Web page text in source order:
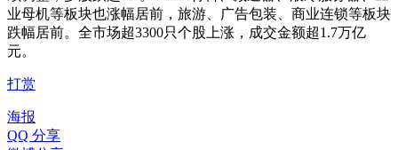
业母机等板块也涨幅居前，旅游、广告包装、商业连锁等板块
跌幅居前。全市场超3300只个股上涨，成交金额超1.7万亿
元。
打赏
海报
QQ 分享